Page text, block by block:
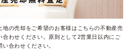
地の売却をご希望のお客様はこちらの不動産売
合わせください。原則として2営業日以内にご
合わせください。